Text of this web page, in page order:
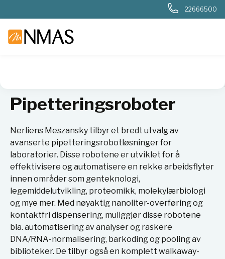
22666500
Pipetteringsroboter
Nerliens Meszansky tilbyr et bredt utvalg av
avanserte pipetteringsrobotløsninger for
laboratorier. Disse robotene er utviklet for å
effektivisere og automatisere en rekke arbeidsflyter
innen områder som genteknologi,
legemiddelutvikling, proteomikk, molekylærbiologi
og mye mer. Med nøyaktig nanoliter-overføring og
kontaktfri dispensering, muliggjør disse robotene
bla. automatisering av analyser og raskere
DNA/RNA-normalisering, barkoding og pooling av
biblioteker. De tilbyr også en komplett walkaway-